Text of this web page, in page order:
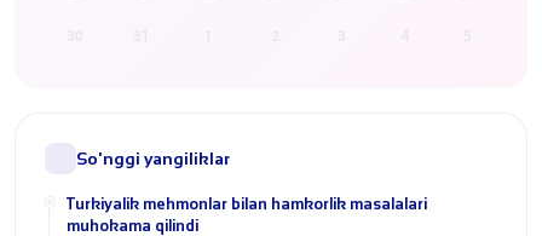
3 4 5
So'nggi yangiliklar
Turkiyalik mehmonlar bilan hamkorlik masalalari
muhokama qilindi